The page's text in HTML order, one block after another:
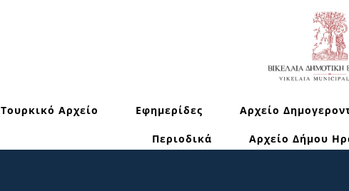
Τουρκικό Αρχείο Εφημερίδες Αρχείο
Περιοδικά Αρχείο Δήμου